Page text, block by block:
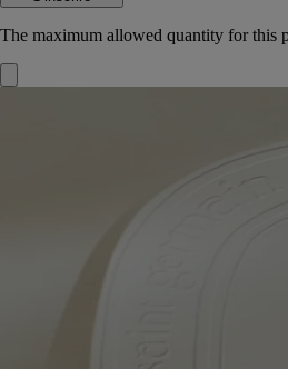
The maximum allowed quantity for this